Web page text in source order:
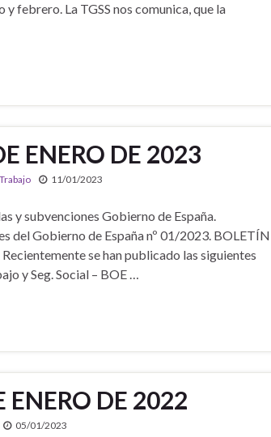
febrero. La TGSS nos comunica, que la
ENERO DE 2023
Trabajo 11/01/2023
y subvenciones Gobierno de España.
del Gobierno de España nº 01/2023. BOLETÍN
se han publicado las siguientes
y Seg. Social – BOE …
ENERO DE 2022
05/01/2023